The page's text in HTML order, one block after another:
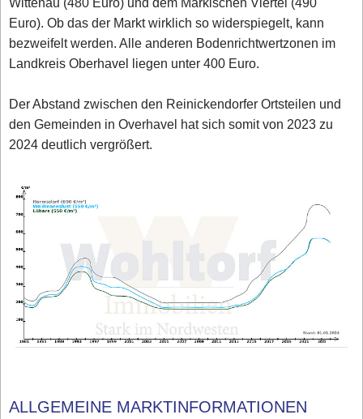
Euro). Ob das der Markt wirklich so widerspiegelt, kann
bezweifelt werden. Alle anderen Bodenrichtwertzonen im
Landkreis Oberhavel liegen unter 400 Euro.
Der Abstand zwischen den Reinickendorfer Ortsteilen und
den Gemeinden in Overhavel hat sich somit von 2023 zu
2024 deutlich vergrößert.
ALLGEMEINE MARKTINFORMATIONEN